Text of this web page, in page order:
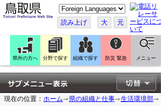
こ
の
ペ
ー
ジ
翻
訳
す
る
読み上げ 大 元
県外の方へ 分野で探す 組織で探す 防災 緊急 メニュー
現在の位置： ホーム 県の組織と仕事
生活環境部